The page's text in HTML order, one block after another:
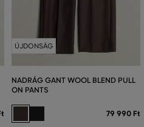
ÚJDONSÁG
NADRÁG GANT WOOL BLEND PULL
ON PANTS
79 990 Ft